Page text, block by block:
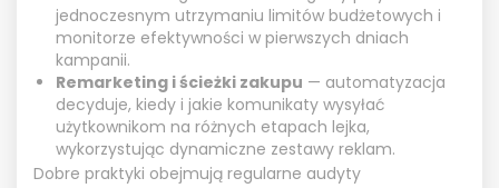
jednoczesnym utrzymaniu limitów budżetowych i
monitorze efektywności w pierwszych dniach
kampanii.
Remarketing i ścieżki zakupu — automatyzacja
decyduje, kiedy i jakie komunikaty wysyłać
użytkownikom na różnych etapach lejka,
wykorzystując dynamiczne zestawy reklam.
Dobre praktyki obejmują regularne audyty